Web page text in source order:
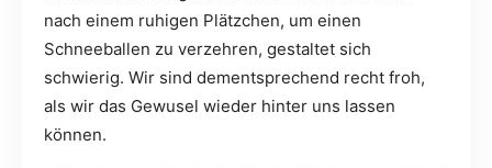
nach einem ruhigen Plätzchen, um einen
Schneeballen zu verzehren, gestaltet sich
schwierig. Wir sind dementsprechend recht froh,
als wir das Gewusel wieder hinter uns lassen
können.